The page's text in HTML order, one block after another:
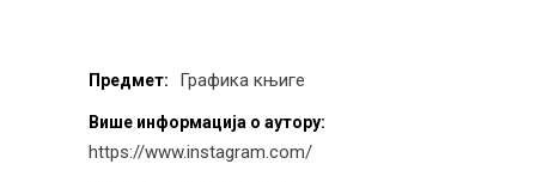
Предмет: Графика књиге
Више информација о аутору:
https://www.instagram.com/